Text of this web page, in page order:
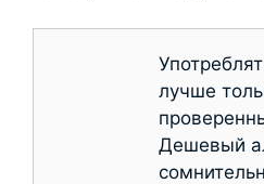
лучше
Дешевый